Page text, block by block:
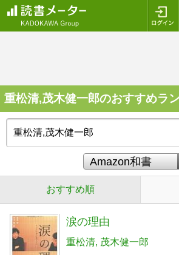
重松清,茂木健一郎のおすすめラ
おすすめ順
涙の理由
重松清 茂木健一郎